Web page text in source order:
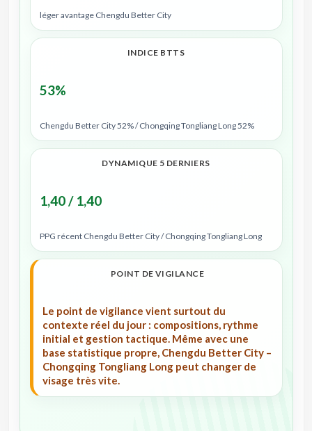
léger avantage Chengdu Better City
INDICE BTTS
53%
Chengdu Better City 52% / Chongqing Tongliang Long 52%
DYNAMIQUE 5 DERNIERS
1,40 / 1,40
PPG récent Chengdu Better City / Chongqing Tongliang Long
POINT DE VIGILANCE
Le point de vigilance vient surtout du
contexte réel du jour : compositions, rythme
initial et gestion tactique. Même avec une
base statistique propre, Chengdu Better City –
Chongqing Tongliang Long peut changer de
visage très vite.